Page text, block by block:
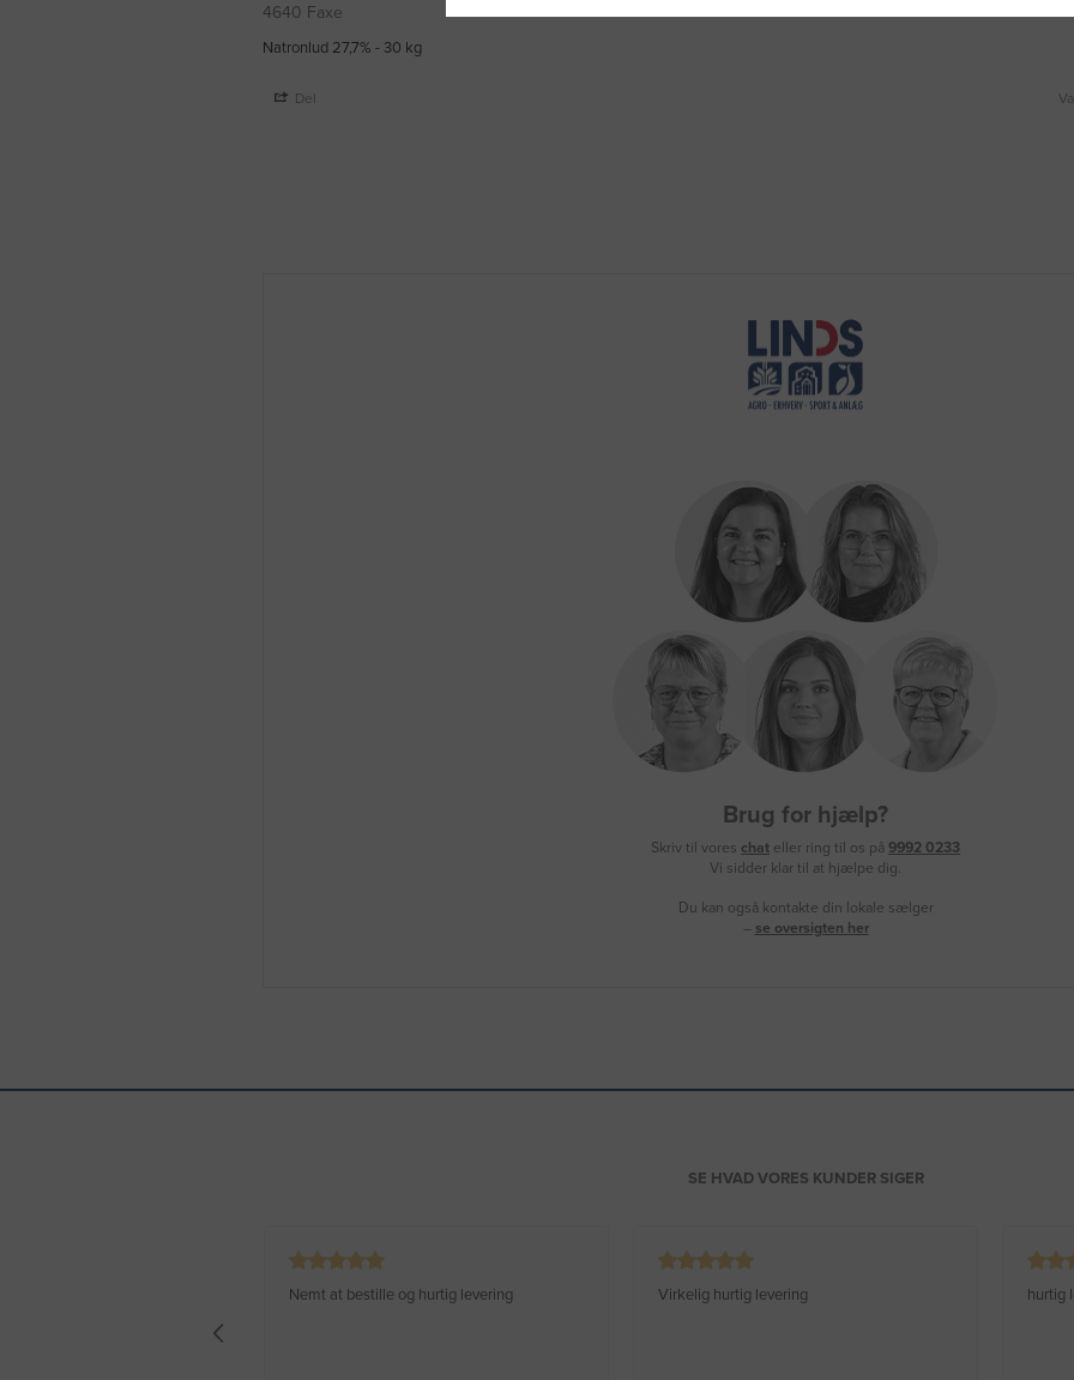
4640 Faxe
Natronlud 27,7% - 30 kg
Del
Brug for hjælp?
Skriv til vores chat eller ring til os på 9992 0233
Vi sidder klar til at hjælpe dig.
Du kan også kontakte din lokale sælger
– se oversigten her
SE HVAD VORES KUNDER SIGER
Nemt at bestille og hurtig levering Virkelig hurtig levering hurtig